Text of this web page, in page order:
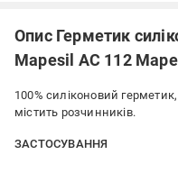
Опис Герметик
Mapesil AC 112
100% силіконовий
містить розчинників.
ЗАСТОСУВАННЯ